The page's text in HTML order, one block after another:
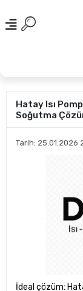
Hatay Isı
Soğutma
Tarih: 25.01.2026
İdeal çözüm: